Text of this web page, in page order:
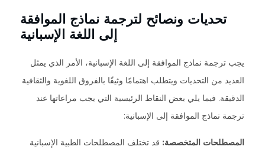
تحديات ونصائح لترجمة نماذج الموافقة
إلى اللغة الإسبانية
يجب ترجمة نماذج الموافقة إلى اللغة الإسبانية، الأمر الذي يمثل
العديد من التحديات ويتطلب اهتمامًا وثيقًا بالفروق اللغوية والثقافية
الدقيقة. فيما يلي بعض النقاط الرئيسية التي يجب مراعاتها عند
ترجمة نماذج الموافقة إلى الإسبانية:
المصطلحات المتخصصة: قد تختلف المصطلحات الطبية الإسبانية